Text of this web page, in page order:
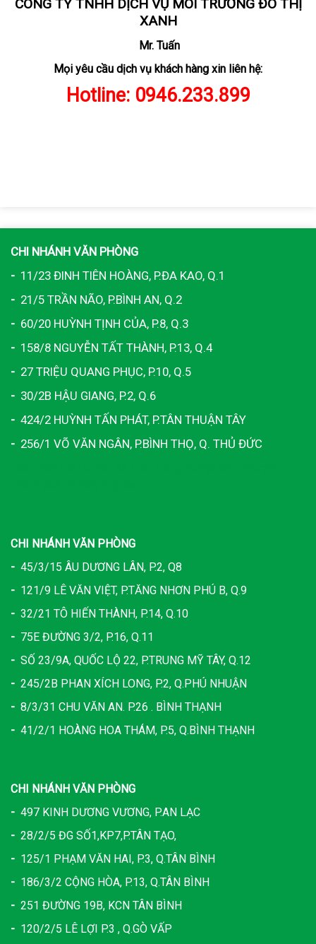
CÔNG TY TNHH DỊCH VỤ MÔI TRƯỜNG ĐÔ THỊ
XANH
Mr. Tuấn
Mọi yêu cầu dịch vụ khách hàng xin liên hệ:
Hotline: 0946.233.899
CHI NHÁNH VĂN PHÒNG
- 11/23 ĐINH TIÊN HOÀNG, P.ĐA KAO, Q.1
- 21/5 TRẦN NÃO, P.BÌNH AN, Q.2
- 60/20 HUỲNH TỊNH CỦA, P.8, Q.3
- 158/8 NGUYỄN TẤT THÀNH, P.13, Q.4
- 27 TRIỆU QUANG PHỤC, P.10, Q.5
- 30/2B HẬU GIANG, P.2, Q.6
- 424/2 HUỲNH TẤN PHÁT, P.TÂN THUẬN TÂY
- 256/1 VÕ VĂN NGÂN, P.BÌNH THỌ, Q. THỦ ĐỨC
CHI NHÁNH VĂN PHÒNG
- 45/3/15 ÂU DƯƠNG LÂN, P.2, Q8
- 121/9 LÊ VĂN VIỆT, P.TĂNG NHƠN PHÚ B, Q.9
- 32/21 TÔ HIẾN THÀNH, P.14, Q.10
- 75E ĐƯỜNG 3/2, P.16, Q.11
- SỐ 23/9A, QUỐC LỘ 22, P.TRUNG MỸ TÂY, Q.12
- 245/2B PHAN XÍCH LONG, P.2, Q.PHÚ NHUẬN
- 8/3/31 CHU VĂN AN. P.26 . BÌNH THẠNH
- 41/2/1 HOÀNG HOA THÁM, P.5, Q.BÌNH THẠNH
CHI NHÁNH VĂN PHÒNG
- 497 KINH DƯƠNG VƯƠNG, P.AN LẠC
- 28/2/5 ĐG SỐ1,KP7,P.TÂN TẠO,
- 125/1 PHẠM VĂN HAI, P.3, Q.TÂN BÌNH
- 186/3/2 CỘNG HÒA, P.13, Q.TÂN BÌNH
- 251 ĐƯỜNG 19B, KCN TÂN BÌNH
- 120/2/5 LÊ LỢI P.3 , Q.GÒ VẤP